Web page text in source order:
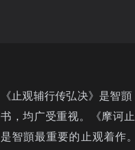
《止观辅行传弘决》是智
书，均广受重视。《摩诃止
是智顗最重要的止观着作